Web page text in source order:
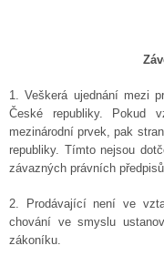
1. Veškerá ujednání mezi
České republiky. Pokud
mezinárodní prvek, pak
republiky. Tímto nejsou
závazných právních předpisů.
2. Prodávající není ve
chování ve smyslu
zákoníku.